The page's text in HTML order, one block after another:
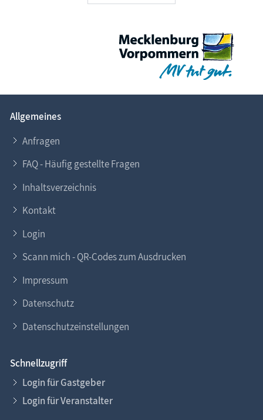
Allgemeines
Anfragen
FAQ - Häufig gestellte Fragen
Inhaltsverzeichnis
Kontakt
Login
Scann mich - QR-Codes zum Ausdrucken
Impressum
Datenschutz
Datenschutzeinstellungen
Schnellzugriff
Login für Gastgeber
Login für Veranstalter